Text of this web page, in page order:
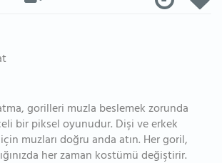
gorilleri muzla beslemek zorunda
bir piksel oyunudur. Dişi ve erkek
muzları doğru anda atın. Her goril,
her zaman kostümü değiştirir.